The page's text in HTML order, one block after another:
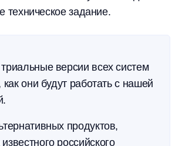
техническое задание.
версии всех систем
они будут работать с нашей
продуктов,
российского